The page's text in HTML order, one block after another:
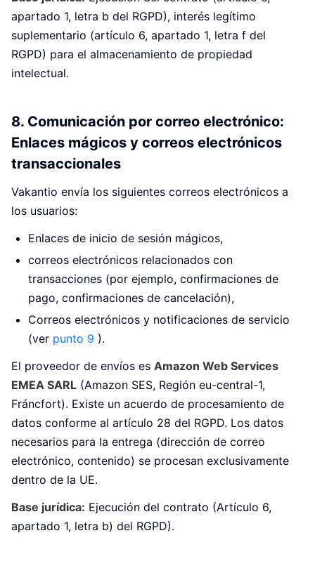
apartado 1, letra b del RGPD), interés legítimo
suplementario (artículo 6, apartado 1, letra f del
RGPD) para el almacenamiento de propiedad
intelectual.
8. Comunicación por correo electrónico:
Enlaces mágicos y correos electrónicos
transaccionales
Vakantio envía los siguientes correos electrónicos a
los usuarios:
Enlaces de inicio de sesión mágicos,
correos electrónicos relacionados con
transacciones (por ejemplo, confirmaciones de
pago, confirmaciones de cancelación),
Correos electrónicos y notificaciones de servicio
(ver punto 9 ).
El proveedor de envíos es Amazon Web Services
EMEA SARL (Amazon SES, Región eu-central-1,
Fráncfort). Existe un acuerdo de procesamiento de
datos conforme al artículo 28 del RGPD. Los datos
necesarios para la entrega (dirección de correo
electrónico, contenido) se procesan exclusivamente
dentro de la UE.
Base jurídica: Ejecución del contrato (Artículo 6,
apartado 1, letra b) del RGPD).